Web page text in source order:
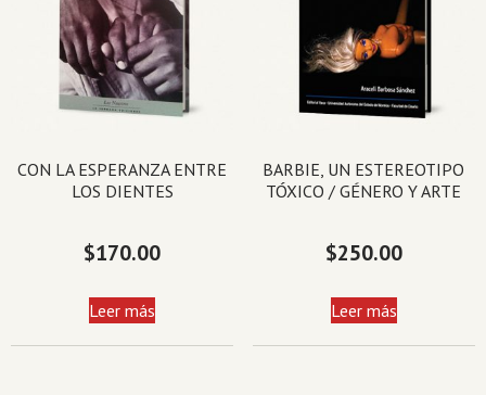
CON LA ESPERANZA ENTRE
LOS DIENTES
$170.00
Leer más
BARBIE, UN ESTEREOTIPO
TÓXICO / GÉNERO Y ARTE
$250.00
Leer más